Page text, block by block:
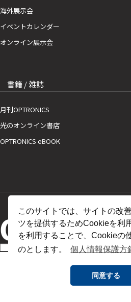
このサイトでは、サイトの改
ツを提供するためCookieを利
を利用することで、Cookieの
のとします。
個人情報保護方
同意する
海外展示会
イベントカレンダー
オンライン展示会
書籍 / 雑誌
月刊OPTRONICS
光のオンライン書店
OPTRONICS eBOOK